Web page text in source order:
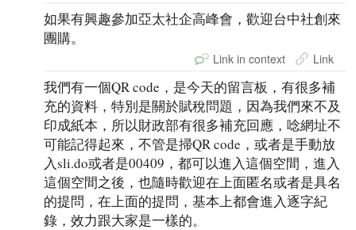
如果有興趣參加亞太社企高峰會，歡迎台中社創來
團購。
Link in context Link
我們有一個QR code，是今天的留言板，有很多補
充的資料，特別是關於賦稅問題，因為我們來不及
印成紙本，所以財政部有很多補充回應，唸網址不
可能記得起來，不管是掃QR code，或者是手動放
入sli.do或者是00409，都可以進入這個空間，進入
這個空間之後，也隨時歡迎在上面匿名或者是具名
的提問，在上面的提問，基本上都會進入逐字紀
錄，效力跟大家是一樣的。